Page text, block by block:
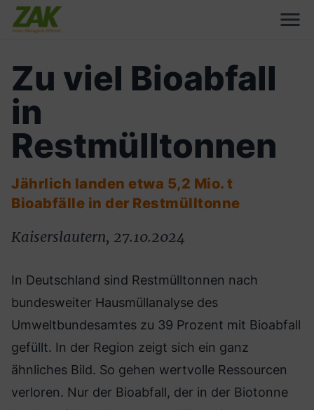
Zu viel Bioabfall
in
Restmülltonnen
Jährlich landen etwa 5,2 Mio. t
Bioabfälle in der Restmülltonne
Kaiserslautern, 27.10.2024
In Deutschland sind Restmülltonnen nach
bundesweiter Hausmüllanalyse des
Umweltbundesamtes zu 39 Prozent mit Bioabfall
gefüllt. In der Region zeigt sich ein ganz
ähnliches Bild. So gehen wertvolle Ressourcen
verloren. Nur der Bioabfall, der in der Biotonne